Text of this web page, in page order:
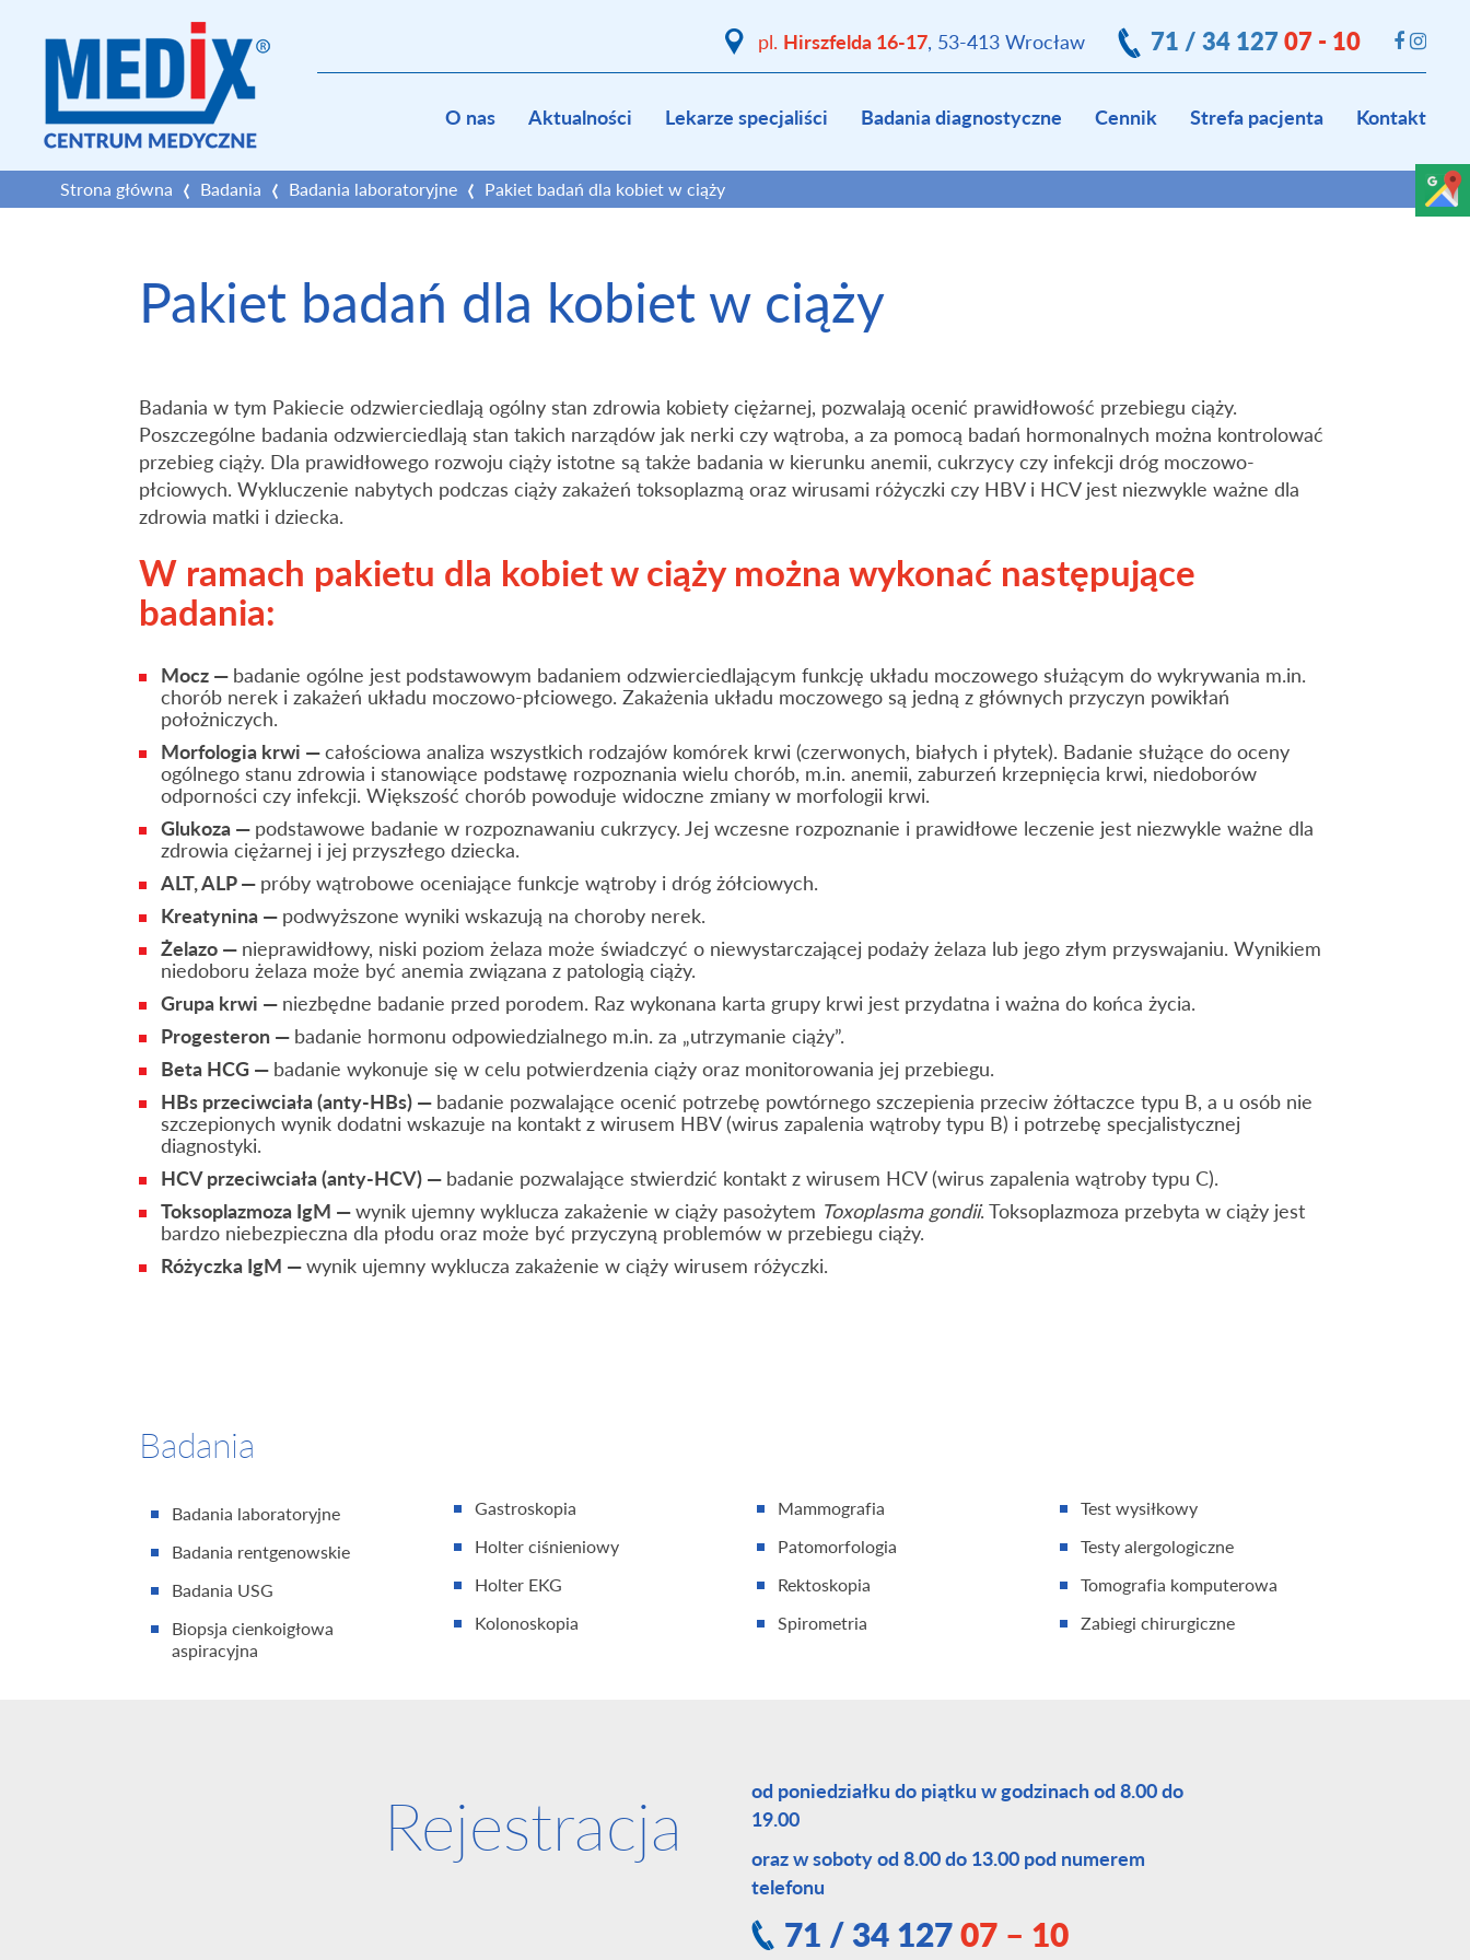
pl. Hirszfelda 16-17, 53-413 Wrocław 71 / 34 12707 - 10
O nas Aktualności Lekarze specjaliści Badania diagnostyczne Cennik Strefa pacjenta Kontakt
Strona główna Badania Badania laboratoryjne Pakiet badań dla kobiet w ciąży
Pakiet badań dla kobiet w ciąży
Badania w tym Pakiecie odzwierciedlają ogólny stan zdrowia kobiety ciężarnej, pozwalają ocenić prawidłowość przebiegu ciąży.
Poszczególne badania odzwierciedlają stan takich narządów jak nerki czy wątroba, a za pomocą badań hormonalnych można kontrolować
przebieg ciąży. Dla prawidłowego rozwoju ciąży istotne są także badania w kierunku anemii, cukrzycy czy infekcji dróg moczowo-
płciowych. Wykluczenie nabytych podczas ciąży zakażeń toksoplazmą oraz wirusami różyczki czy HBV i HCV jest niezwykle ważne dla
zdrowia matki i dziecka.
W ramach pakietu dla kobiet w ciąży można wykonać następujące
badania:
Mocz — badanie ogólne jest podstawowym badaniem odzwierciedlającym funkcję układu moczowego służącym do wykrywania m.in.
chorób nerek i zakażeń układu moczowo-płciowego. Zakażenia układu moczowego są jedną z głównych przyczyn powikłań
położniczych.
Morfologia krwi —całościowa analiza wszystkich rodzajów komórek krwi (czerwonych, białych i płytek). Badanie służące do oceny
ogólnego stanu zdrowia i stanowiące podstawę rozpoznania wielu chorób, m.in. anemii, zaburzeń krzepnięcia krwi, niedoborów
odporności czy infekcji. Większość chorób powoduje widoczne zmiany w morfologii krwi.
Glukoza — podstawowe badanie w rozpoznawaniu cukrzycy. Jej wczesne rozpoznanie i prawidłowe leczenie jest niezwykle ważne dla
zdrowia ciężarnej i jej przyszłego dziecka.
ALT, ALP — próby wątrobowe oceniające funkcje wątroby i dróg żółciowych.
Kreatynina — podwyższone wyniki wskazują na choroby nerek.
Żelazo — nieprawidłowy, niski poziom żelaza może świadczyć o niewystarczającej podaży żelaza lub jego złym przyswajaniu. Wynikiem
niedoboru żelaza może być anemia związana z patologią ciąży.
Grupa krwi — niezbędne badanie przed porodem. Raz wykonana karta grupy krwi jest przydatna i ważna do końca życia.
Progesteron — badanie hormonu odpowiedzialnego m.in. za „utrzymanie ciąży”.
Beta HCG — badanie wykonuje się w celu potwierdzenia ciąży oraz monitorowania jej przebiegu.
HBs przeciwciała (anty-HBs) — badanie pozwalające ocenić potrzebę powtórnego szczepienia przeciw żółtaczce typu B, a u osób nie
szczepionych wynik dodatni wskazuje na kontakt z wirusem HBV (wirus zapalenia wątroby typu B) i potrzebę specjalistycznej
diagnostyki.
HCV przeciwciała (anty-HCV) — badanie pozwalające stwierdzić kontakt z wirusem HCV (wirus zapalenia wątroby typu C).
Toksoplazmoza IgM —wynik ujemny wyklucza zakażenie w ciąży pasożytem Toxoplasma gondii. Toksoplazmoza przebyta w ciąży jest
bardzo niebezpieczna dla płodu oraz może być przyczyną problemów w przebiegu ciąży.
Różyczka IgM —wynik ujemny wyklucza zakażenie w ciąży wirusem różyczki.
Badania
Badania laboratoryjne
Badania rentgenowskie
Badania USG
Biopsja cienkoigłowa
aspiracyjna
Gastroskopia
Holter ciśnieniowy
Holter EKG
Kolonoskopia
Mammografia
Patomorfologia
Rektoskopia
Spirometria
Test wysiłkowy
Testy alergologiczne
Tomografia komputerowa
Zabiegi chirurgiczne
Rejestracja
od poniedziałku do piątku w godzinach od 8.00 do
19.00
oraz w soboty od 8.00 do 13.00 pod numerem
telefonu
71 / 34 12707 – 10